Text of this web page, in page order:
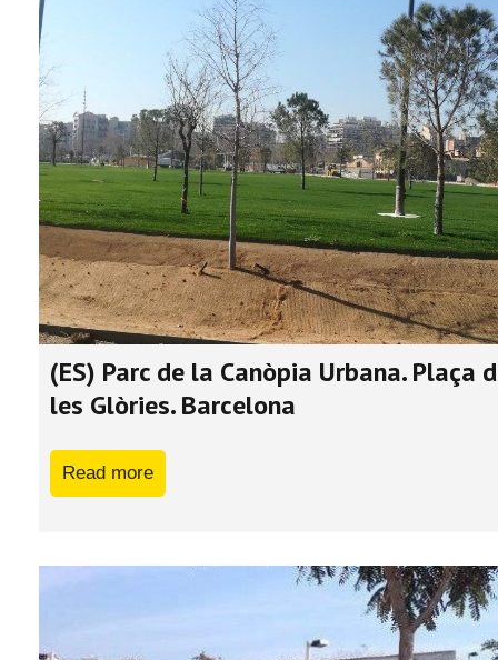
(ES) Parc de la Canòpia Urbana. Plaça
les Glòries. Barcelona
Read more